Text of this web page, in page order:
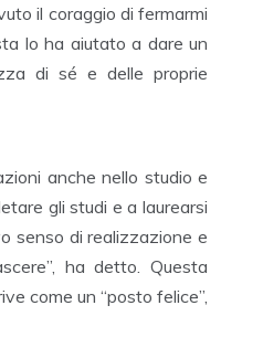
il coraggio di fermarmi
lo ha aiutato a dare un
di sé e delle proprie
anche nello studio e
gli studi e a laurearsi
senso di realizzazione e
ha detto. Questa
come un “posto felice”,